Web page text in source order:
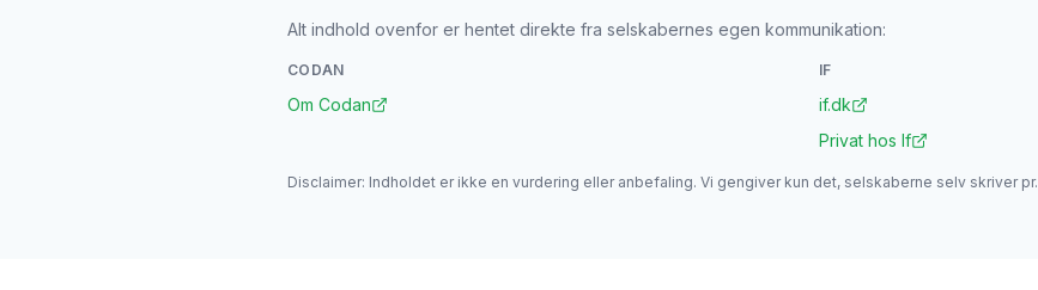
Alt indhold ovenfor er hentet direkte fra selskabernes egen kommunikation:
CODAN
Om Codan
IF
if.dk
Privat hos If
Disclaimer: Indholdet er ikke en vurdering eller anbefaling. Vi gengiver kun det, selskaberne selv skriver pr.